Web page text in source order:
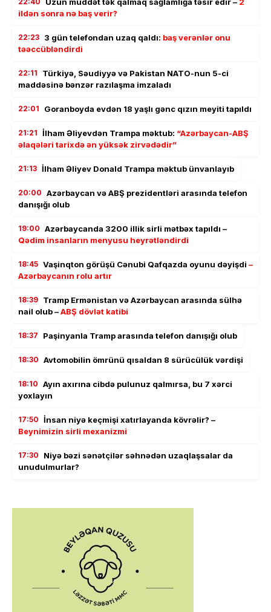
Uzun müddət tək qalmaq sağlamlığa təsir edir – 2
ildən sonra nə baş verir?
22:23 3 gün telefondan uzaq qaldı: baş verənlər onu
təəccübləndirdi
22:11
Türkiyə, Səudiyyə və Pakistan NATO-nun 5-ci
maddəsinə bənzər razılaşma imzaladı
22:01 Goranboyda evdən 18 yaşlı gənc qızın meyiti tapıldı
21:21 İlham Əliyevdən Trampa məktub: “Azərbaycan-ABŞ
əlaqələri tarixdə ən yüksək zirvədədir”
21:13 İlham Əliyev Donald Trampa məktub ünvanlayıb
20:00 Azərbaycan və ABŞ prezidentləri arasında telefon
danışığı olub
19:00 Azərbaycanda 3200 illik sirli mətbəx tapıldı –
Qədim insanların menyusu heyrətləndirdi
18:45 Vaşinqton görüşü Cənubi Qafqazda oyunu dəyişdi –
Azərbaycanın rolu artır
18:39 Tramp Ermənistan və Azərbaycan arasında sülhə
nail olub –ABŞ dövlət katibi
18:37 Paşinyanla Tramp arasında telefon danışığı olub
18:30 Avtomobilin ömrünü qısaldan 8 sürücülük vərdişi
18:10 Ayın axırına cibdə pulunuz qalmırsa, bu 7 xərci
yoxlayın
17:50 İnsan niyə keçmişi xatırlayanda kövrəlir? –
Beynimizin sirli mexanizmi
17:30
Niyə bəzi sənətçilər səhnədən uzaqlaşsalar da
unudulmurlar?